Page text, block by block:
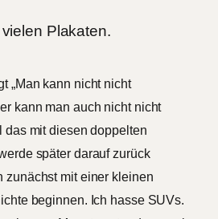
„Man kann nicht nicht
kann man auch nicht nicht
das mit diesen doppelten
später darauf zurück
zunächst mit einer kleinen
beginnen. Ich hasse SUVs.